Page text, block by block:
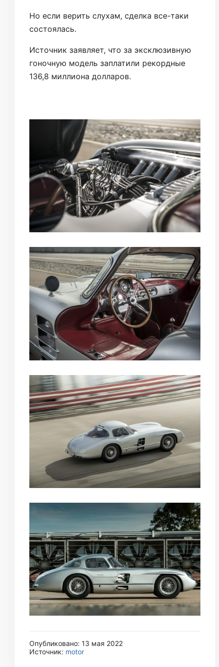
Но если верить слухам, сделка все-таки
состоялась.
Источник заявляет, что за эксклюзивную
гоночную модель заплатили рекордные
136,8 миллиона долларов.
Опубликовано: 13 мая 2022
Источник: motor